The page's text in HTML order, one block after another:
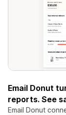
Email Donut
reports. See
Email Donut